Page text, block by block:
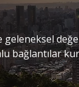
bağlantılar